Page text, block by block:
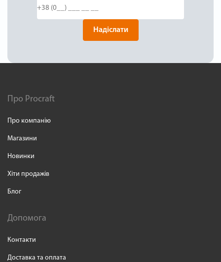
Надіслати
Про Procraft
Про компанію
Магазини
Новинки
Хіти продажів
Блог
Допомога
Контакти
Доставка та оплата